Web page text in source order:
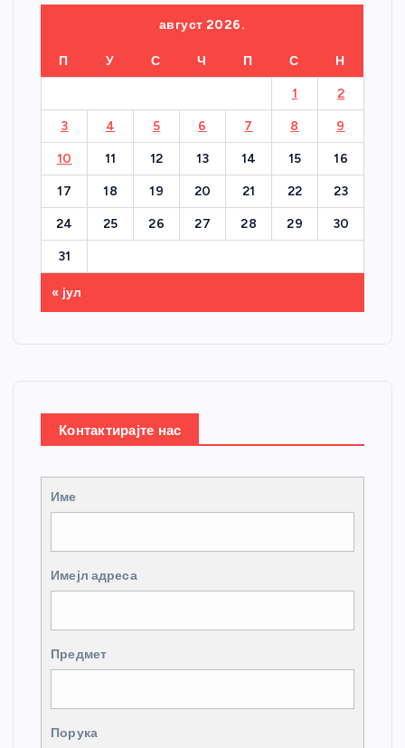
август 2026.
П У С Ч П С Н
1 2
3 4 5 6 7 8 9
10 11 12 13 14 15 16
17 18 19 20 21 22 23
24 25 26 27 28 29 30
31
« јул
Контактирајте нас
Име
Имејл адреса
Предмет
Порука